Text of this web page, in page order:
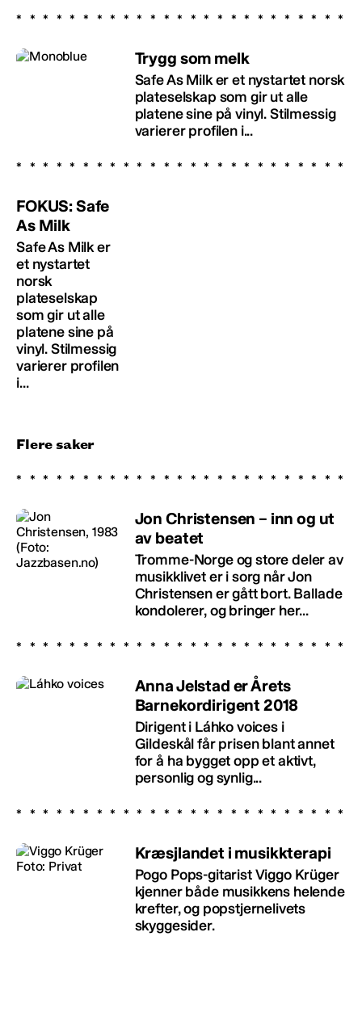
Trygg som melk
Safe As Milk er et nystartet norsk
plateselskap som gir ut alle
platene sine på vinyl. Stilmessig
varierer profilen i...
FOKUS: Safe
As Milk
Safe As Milk er
et nystartet
norsk
plateselskap
som gir ut alle
platene sine på
vinyl. Stilmessig
varierer profilen
i...
Flere saker
Jon Christensen – inn og ut
av beatet
Tromme-Norge og store deler av
musikklivet er i sorg når Jon
Christensen er gått bort. Ballade
kondolerer, og bringer her...
Anna Jelstad er Årets
Barnekordirigent 2018
Dirigent i Láhko voices i
Gildeskål får prisen blant annet
for å ha bygget opp et aktivt,
personlig og synlig...
Kræsjlandet i musikkterapi
Pogo Pops-gitarist Viggo Krüger
kjenner både musikkens helende
krefter, og popstjernelivets
skyggesider.